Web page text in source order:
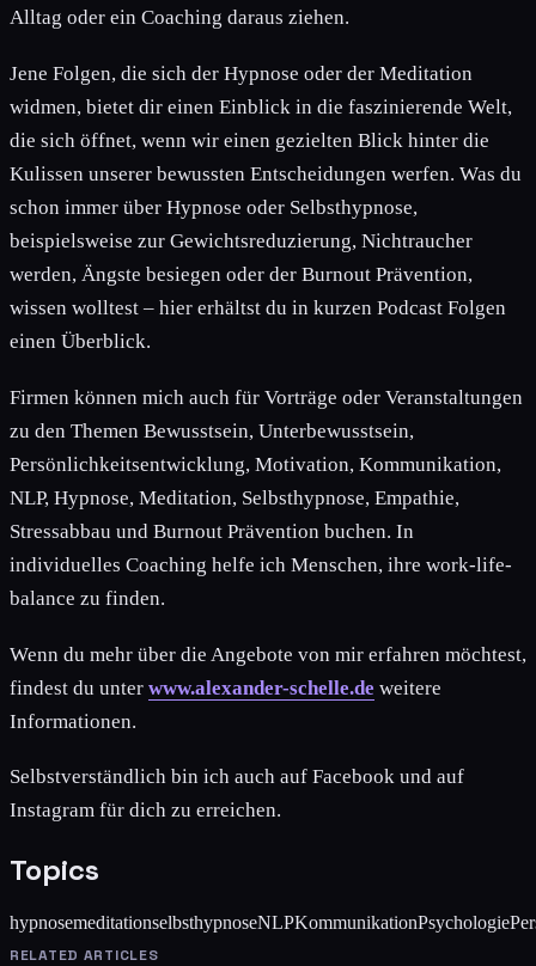
Alltag oder ein Coaching daraus ziehen.
Jene Folgen, die sich der Hypnose oder der Meditation
widmen, bietet dir einen Einblick in die faszinierende Welt,
die sich öffnet, wenn wir einen gezielten Blick hinter die
Kulissen unserer bewussten Entscheidungen werfen. Was du
schon immer über Hypnose oder Selbsthypnose,
beispielsweise zur Gewichtsreduzierung, Nichtraucher
werden, Ängste besiegen oder der Burnout Prävention,
wissen wolltest – hier erhältst du in kurzen Podcast Folgen
einen Überblick.
Firmen können mich auch für Vorträge oder Veranstaltungen
zu den Themen Bewusstsein, Unterbewusstsein,
Persönlichkeitsentwicklung, Motivation, Kommunikation,
NLP, Hypnose, Meditation, Selbsthypnose, Empathie,
Stressabbau und Burnout Prävention buchen. In
individuelles Coaching helfe ich Menschen, ihre work-life-
balance zu finden.
Wenn du mehr über die Angebote von mir erfahren möchtest,
findest du unter www.alexander-schelle.de weitere
Informationen.
Selbstverständlich bin ich auch auf Facebook und auf
Instagram für dich zu erreichen.
Topics
hypnosemeditationselbsthypnoseNLPKommunikationPsychologie
RELATED ARTICLES